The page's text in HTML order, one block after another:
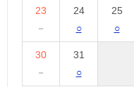
23
－
24
○
25
○
30
－
31
○